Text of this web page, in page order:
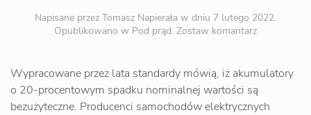
Napisane przez Tomasz Napierała w dniu 7 lutego 2022.
Opublikowano w Pod prąd. Zostaw komantarz
Wypracowane przez lata standardy mówią, iż akumulatory
o 20-procentowym spadku nominalnej wartości są
bezużyteczne. Producenci samochodów elektrycznych